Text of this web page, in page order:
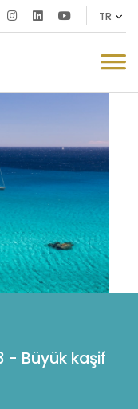
- Büyük kaşif